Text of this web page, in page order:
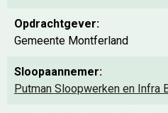
Opdrachtgever:
Gemeente Montferland
Sloopaannemer:
Putman Sloopwerken en Infra